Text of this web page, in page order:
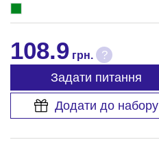
108.9 грн. ?
Задати питання
Додати до набору